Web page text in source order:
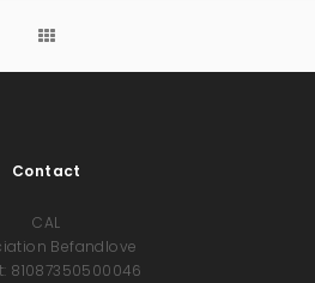
Contact
CAL
Befandlove
81087350500046